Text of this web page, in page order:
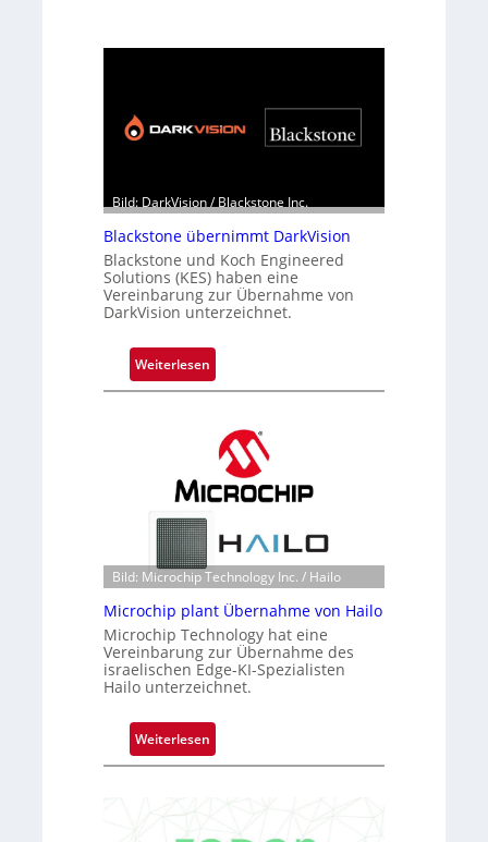
Bild: DarkVision / Blackstone Inc.
Blackstone übernimmt DarkVision
Blackstone und Koch Engineered
Solutions (KES) haben eine
Vereinbarung zur Übernahme von
DarkVision unterzeichnet.
Weiterlesen:
B
s
n
e
ü
b
e
r
m
Bild: Microchip Technology Inc. / Hailo
Microchip plant Übernahme von Hailo
Microchip Technology hat eine
Vereinbarung zur Übernahme des
israelischen Edge-KI-Spezialisten
Hailo unterzeichnet.
Weiterlesen:
M